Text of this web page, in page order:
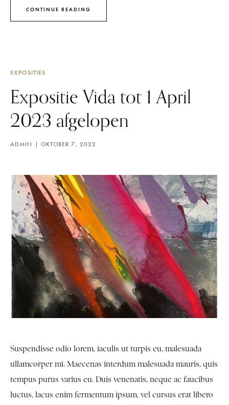
CONTINUE READING
EXPOSITIES
Expositie Vida tot 1 April
2023 afgelopen
ADMIN OKTOBER 7, 2022
Suspendisse odio lorem, iaculis ut turpis eu, malesuada
ullamcorper mi. Maecenas interdum malesuada mauris, quis
tempus purus varius eu. Duis venenatis, neque ac faucibus
luctus, lacus enim fermentum ipsum, vel cursus erat libero